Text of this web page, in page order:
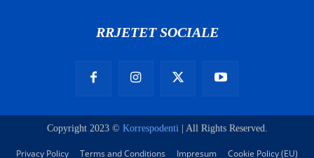
RRJETET SOCIALE
Copyright 2023 © Korrespodenti | All Rights Reserved.
Privacy Policy Terms and Conditions Impresum Cookie Policy (EU)